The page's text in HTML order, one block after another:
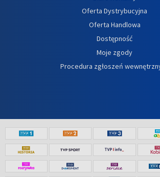
Oferta Dystrybucyjna
Oferta Handlowa
Dostępność
Moje zgody
Procedura zgłoszeń